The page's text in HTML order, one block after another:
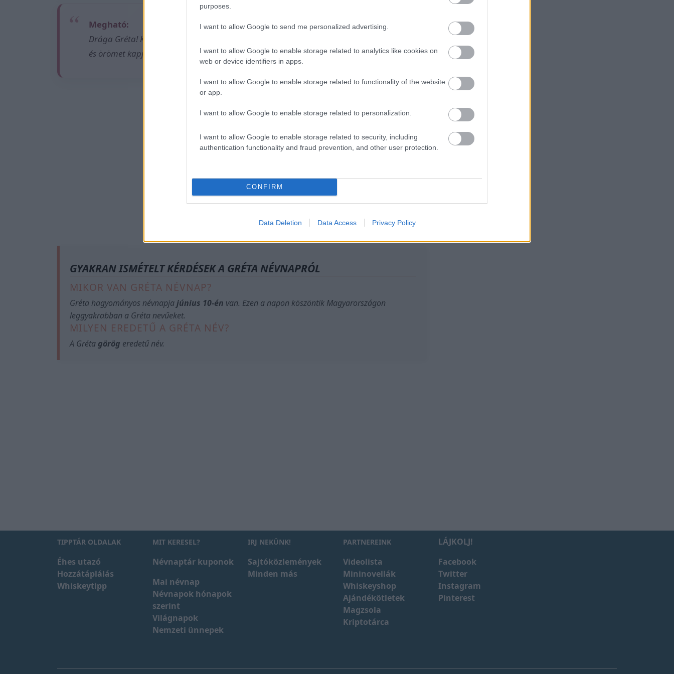
purposes.
I want to allow Google to send me personalized advertising.
I want to allow Google to enable storage related to analytics like cookies on
web or device identifiers in apps.
I want to allow Google to enable storage related to functionality of the website
or app.
I want to allow Google to enable storage related to personalization.
I want to allow Google to enable storage related to security, including
authentication functionality and fraud prevention, and other user protection.
CONFIRM
Data Deletion Data Access Privacy Policy
Megható:
Drága Gréta! Köszönöm, hogy vagy nekem. Kívánom, hogy mindig olyan sok szeretetet
és örömet kapj vissza az élettől, amennyit te adsz másoknak. Boldog névnapot!
Ez is érdekelhet
GYAKRAN ISMÉTELT KÉRDÉSEK A GRÉTA NÉVNAPRÓL
MIKOR VAN GRÉTA NÉVNAP?
Gréta hagyományos névnapjajúnius 10-én van. Ezen a napon köszöntik Magyarországon
leggyakrabban a Gréta nevűeket.
MILYEN EREDETŰ A GRÉTA NÉV?
A Gréta görög eredetű név.
TIPPTÁR OLDALAK
Éhes utazó
Hozzátáplálás
Whiskeytipp
MIT KERESEL?
Névnaptár kuponok
Mai névnap
Névnapok hónapok
szerint
Világnapok
Nemzeti ünnepek
IRJ NEKÜNK!
Sajtóközlemények
Minden más
PARTNEREINK
Videolista
Mininovellák
Whiskeyshop
Ajándékötletek
Magzsola
Kriptotárca
LÁJKOLJ!
Facebook
Twitter
Instagram
Pinterest